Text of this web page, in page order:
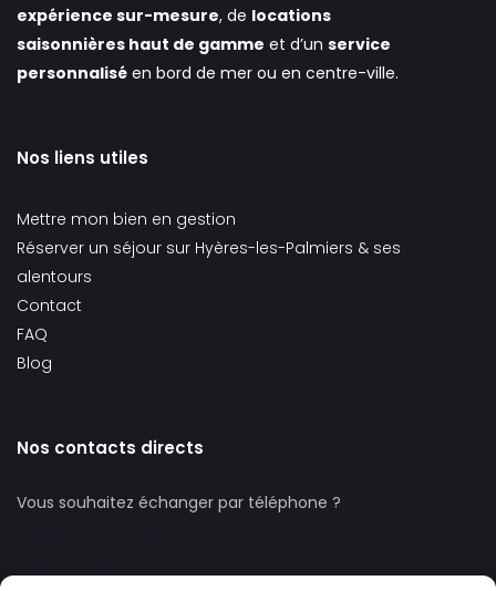
expérience sur-mesure, de locations
saisonnières haut de gamme et d’un service
personnalisé en bord de mer ou en centre-ville.
Nos liens utiles
Mettre mon bien en gestion
Réserver un séjour sur Hyères-les-Palmiers & ses
alentours
Contact
FAQ
Blog
Nos contacts directs
Vous souhaitez échanger par téléphone ?
+(33) 6 13 38 52 60